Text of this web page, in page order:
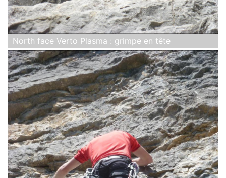
North face Verto Plasma : grimpe en tête